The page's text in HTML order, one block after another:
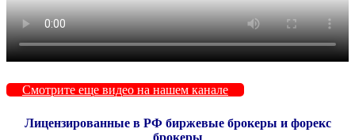
Смотрите еще видео на нашем канале
Лицензированные в РФ биржевые брокеры и форекс